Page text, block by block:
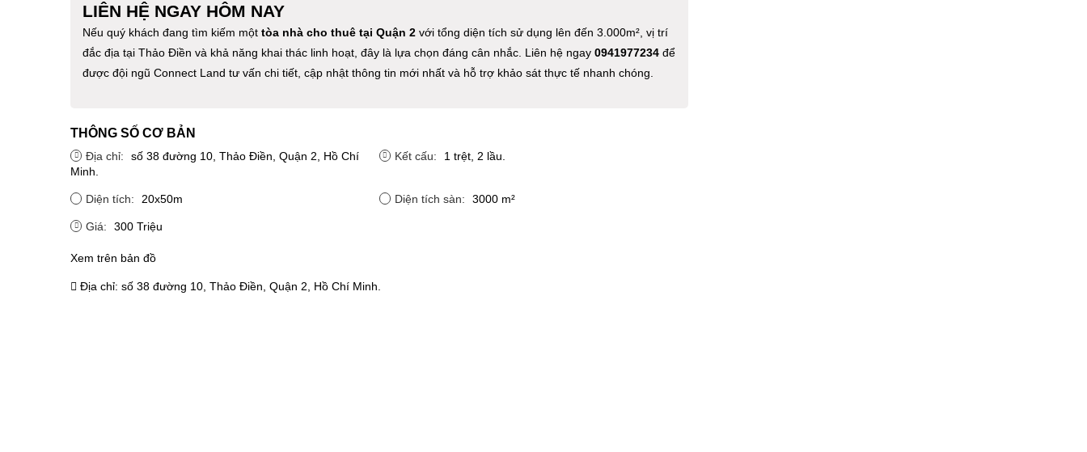
LIÊN HỆ NGAY HÔM NAY
Nếu quý khách đang tìm kiếm một tòa nhà cho thuê tại Quận 2 với tổng diện tích sử dụng lên đến 3.000m², vị trí
đắc địa tại Thảo Điền và khả năng khai thác linh hoạt, đây là lựa chọn đáng cân nhắc. Liên hệ ngay 0941977234 để
được đội ngũ Connect Land tư vấn chi tiết, cập nhật thông tin mới nhất và hỗ trợ khảo sát thực tế nhanh chóng.
THÔNG SỐ CƠ BẢN
Địa chỉ:
số 38 đường 10, Thảo Điền, Quận 2, Hồ Chí
Minh.
Kết cấu: 1 trệt, 2 lầu.
Diện tích: 20x50m Diện tích sàn: 3000 m²
Giá: 300 Triệu
Xem trên bản đồ
Địa chỉ: số 38 đường 10, Thảo Điền, Quận 2, Hồ Chí Minh.